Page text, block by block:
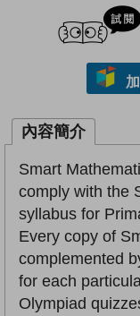
內容簡介
Smart
comply with the
syllabus for
Every copy of
complemented
for each
Olympiad